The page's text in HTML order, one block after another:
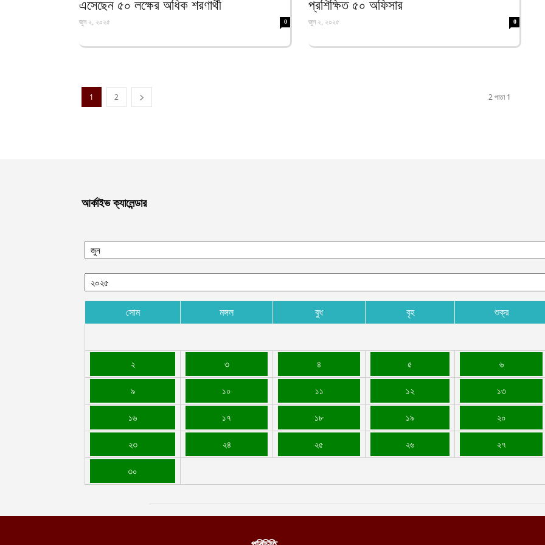
এসেছেন ৫০ লক্ষের অধিক শরণার্থী
জুন ২, ২০২৫ 0
প্রশিক্ষিত ৫০ অফিসার
জুন ২, ২০২৫ 0
1 2 2 পাতা 1
আর্কাইভ ক্যালেন্ডার
সোম মঙ্গল বুধ বৃহ শুক্র
২ ৩ ৪ ৫ ৬
৯ ১০ ১১ ১২ ১৩
১৬ ১৭ ১৮ ১৯ ২০
২৩ ২৪ ২৫ ২৬ ২৭
৩০